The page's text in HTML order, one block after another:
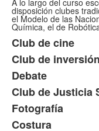
A lo largo del curso
disposición clubes
el Modelo de las
Química, el de
Lista
de
10
artículos.
Club de cine
Club de inversión
Debate
Club de Justicia
Fotografía
Costura